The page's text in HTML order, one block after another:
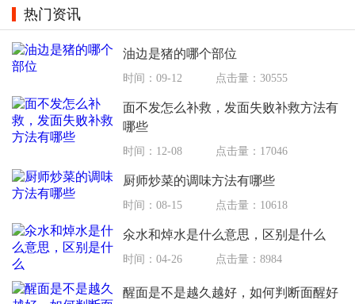
热门资讯
油边是猪的哪个部位
时间：09-12 点击量：30555
面不发怎么补救，发面失败补救方法有
哪些
时间：12-08 点击量：17046
厨师炒菜的调味方法有哪些
时间：08-15 点击量：10618
氽水和焯水是什么意思，区别是什么
时间：04-26 点击量：8984
醒面是不是越久越好，如何判断面醒好